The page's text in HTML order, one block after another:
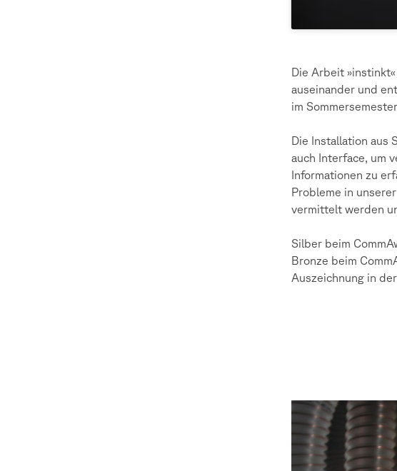
Die Arbeit
auseinander und
im
Die Installation aus
auch Interface, um
Informationen zu
Probleme in
vermittelt werden
Silber beim
Bronze beim
Auszeichnung in